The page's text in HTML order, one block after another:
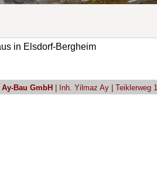
in Elsdorf-Bergheim
Bau GmbH | Inh. Yilmaz Ay | Teiklerweg